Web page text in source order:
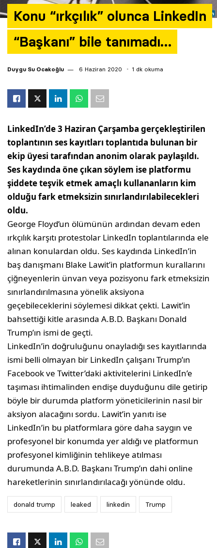
Konu “ırkçılık” olunca LinkedIn
“Başkanı” bile tanımadı…
Duygu Su Ocakoğlu 6 Haziran 2020 1 dk okuma
LinkedIn’de 3 Haziran Çarşamba gerçekleştirilen
toplantının ses kayıtları toplantıda bulunan bir
ekip üyesi tarafından anonim olarak paylaşıldı.
Ses kaydında öne çıkan söylem ise platformu
şiddete teşvik etmek amaçlı kullananların kim
olduğu fark etmeksizin sınırlandırılabilecekleri
oldu.
George Floyd’un ölümünün ardından devam eden
ırkçılık karşıtı protestolar LinkedIn toplantılarında ele
alınan konulardan oldu. Ses kaydında LinkedIn’in
baş danışmanı Blake Lawit’in platformun kurallarını
çiğneyenlerin ünvan veya pozisyonu fark etmeksizin
sınırlandırılmasına yönelik aksiyona
geçebileceklerini söylemesi dikkat çekti. Lawit’in
bahsettiği kitle arasında A.B.D. Başkanı Donald
Trump’ın ismi de geçti.
LinkedIn’in doğruluğunu onayladığı ses kayıtlarında
ismi belli olmayan bir LinkedIn çalışanı Trump’ın
Facebook ve Twitter’daki aktivitelerini LinkedIn’e
taşıması ihtimalinden endişe duyduğunu dile getirip
böyle bir durumda platform yöneticilerinin nasıl bir
aksiyon alacağını sordu. Lawit’in yanıtı ise
LinkedIn’in bu platformlara göre daha saygın ve
profesyonel bir konumda yer aldığı ve platformun
profesyonel kimliğinin tehlikeye atılması
durumunda A.B.D. Başkanı Trump’ın dahi online
hareketlerinin sınırlandırılacağı yönünde oldu.
donald trump leaked linkedin Trump